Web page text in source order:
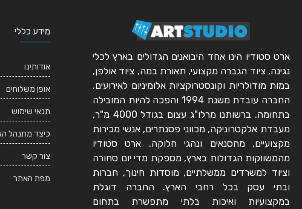
ארט סטודיו הינו אחד היבואנים הגדולים בארץ לכלי
נגינה, ציוד הגברה מקצועי, תאורת במה, ציוד אולפן,
במות מודולריות וקונסטרוקציות אלומיניום לאירועים.
החברה עובדת משנת 1994 והפכה להיות המובילה
בתחומה. ברשותנו מרלו"ג עצום בגודל 4000 מ"ר,
מעבדת אלקטרוניקה, מכווני פסנתרים, אנשי מכירות
מקצועיים, מחסנאים ונהגי חלוקה. ארט סטודיו
מהמשווקות הגדולות בארץ, מספקת מדי יום סחורה
וציוד למשרדים ממשלתיים, מוסדות חינוך, חברות
ובתי עסק בכל רחבי הארץ. החברה דוגלת
במקצועיות ואיכות בלתי מתפשרת בתחום
מידע כללי
אודותינו
אופן משלוחים
תנאי שימוש
כיצד מתנהל
צור קשר
מפת האתר